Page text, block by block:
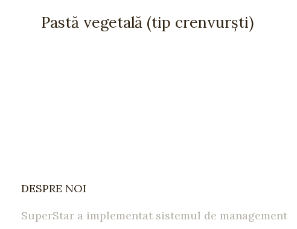
Pastă vegetală (tip crenvurști)
DESPRE NOI
SuperStar a implementat sistemul de management